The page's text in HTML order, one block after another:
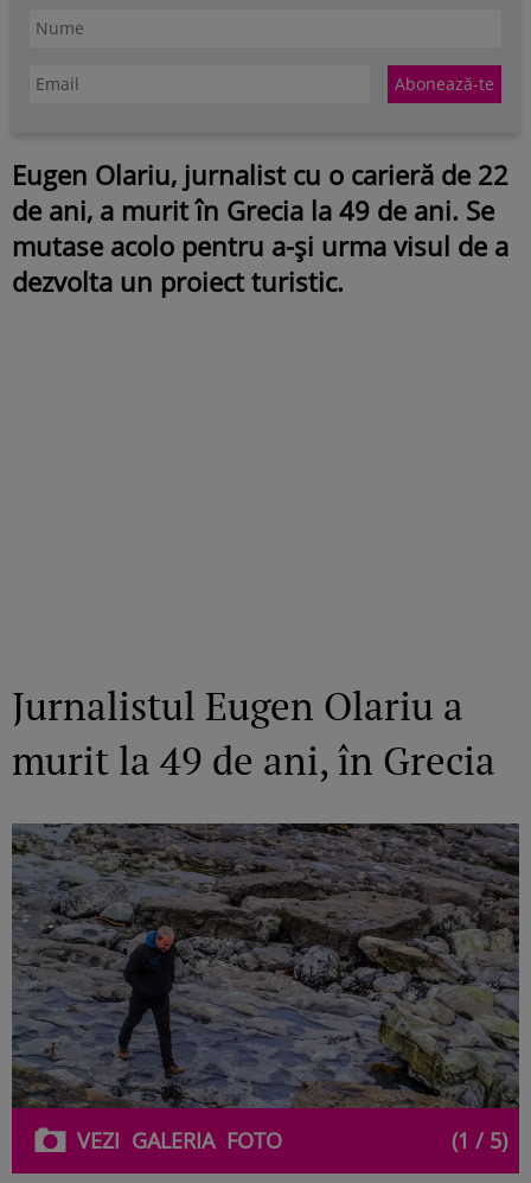
Eugen Olariu, jurnalist cu o carieră de 22
de ani, a murit în Grecia la 49 de ani. Se
mutase acolo pentru a-și urma visul de a
dezvolta un proiect turistic.
Jurnalistul Eugen Olariu a
murit la 49 de ani, în Grecia
VEZI GALERIAFOTO (1 / 5)